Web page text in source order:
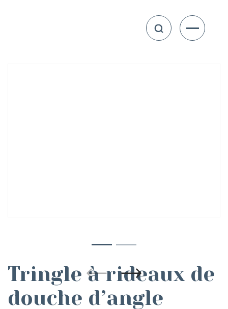
Tringle à rideaux de
douche d’angle